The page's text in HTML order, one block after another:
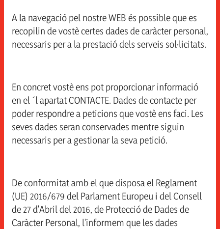
INNOVACIÓ
Productes
GAMMES ESPECIALS EN LLESQUES
PECES MOSTRADOR
TOPPINGS
SNACKS
HORECA
NOTÍCIES
MÉS EXPERIÈNCIES ESPUÑA A LES
INSTAGRAM
FACEBOOK
YOUTUBE
LINKEDIN
A la navegació pel nostre WEB és possible que es
recopilin de vostè certes dades de caràcter personal,
necessaris per a la prestació dels serveis sol·licitats.
En concret vostè ens pot proporcionar informació
en el ´l apartat CONTACTE. Dades de contacte per
poder respondre a peticions que vostè ens faci. Les
seves dades seran conservades mentre siguin
necessaris per a gestionar la seva petició.
De conformitat amb el que disposa el Reglament
(UE) 2016/679 del Parlament Europeu i del Consell
de 27 d'Abril del 2016, de Protecció de Dades de
Caràcter Personal, l'informem que les dades